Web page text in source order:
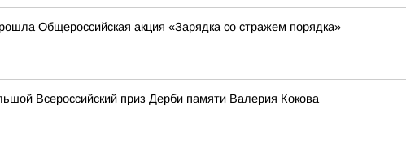
Общероссийская акция «Зарядка со стражем порядка»
Всероссийский приз Дерби памяти Валерия Кокова